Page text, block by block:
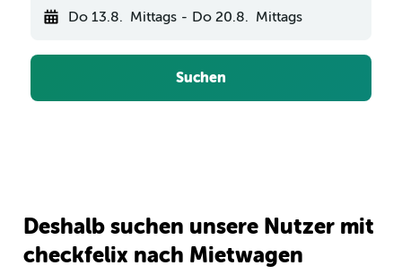
Do 13.8. Mittags - Do 20.8. Mittags
Suchen
Deshalb suchen unsere Nutzer mit
checkfelix nach Mietwagen